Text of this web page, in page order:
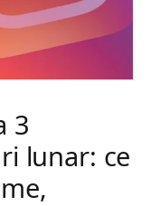
3
lunar: ce